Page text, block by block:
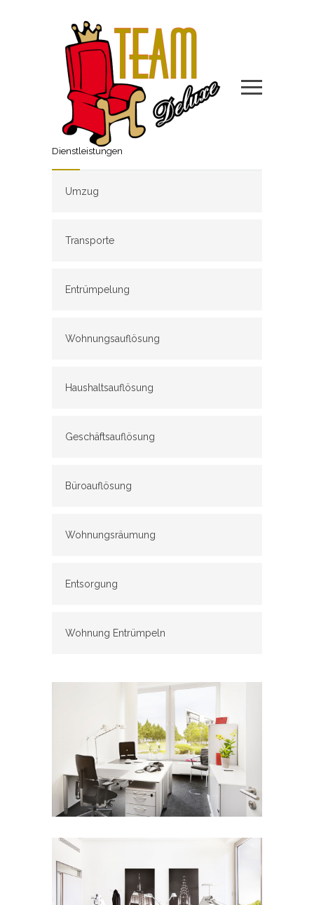
Dienstleistungen
Umzug
Transporte
Entrümpelung
Wohnungsauflösung
Haushaltsauflösung
Geschäftsauflösung
Büroauflösung
Wohnungsräumung
Entsorgung
Wohnung Entrümpeln